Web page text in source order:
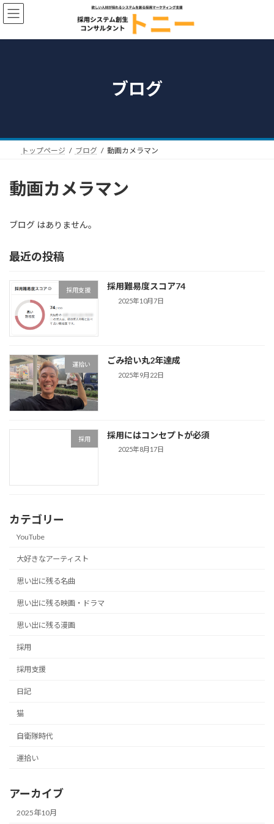
コ
ン
ン
ナ
ビ
ー
ブログ
トップページ ブログ 動画カメラマン
動画カメラマン
ブログ はありません。
最近の投稿
採用支援 採用難易度スコア74
2025年10月7日
運拾い ごみ拾い丸2年達成
2025年9月22日
採用 採用にはコンセプトが必須
2025年8月17日
カテゴリー
YouTube
大好きなアーティスト
思い出に残る名曲
思い出に残る映画・ドラマ
思い出に残る漫画
採用
採用支援
日記
猫
自衛隊時代
運拾い
アーカイブ
2025年10月